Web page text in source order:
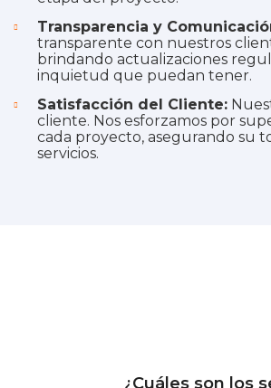
Transparencia y
transparente con nuestros
brindando actualizaciones
inquietud que puedan tener.
Satisfacción del Cliente:
cliente. Nos esforzamos por
cada proyecto, asegurando su
servicios.
¿Cuáles son los